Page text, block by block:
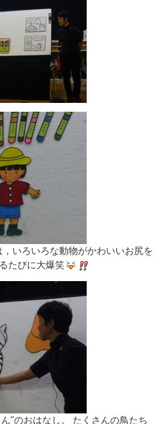
，いろいろな動物がかわいいお尻を
たびに大爆笑
"のおはなし。 たくさんの鳥たち